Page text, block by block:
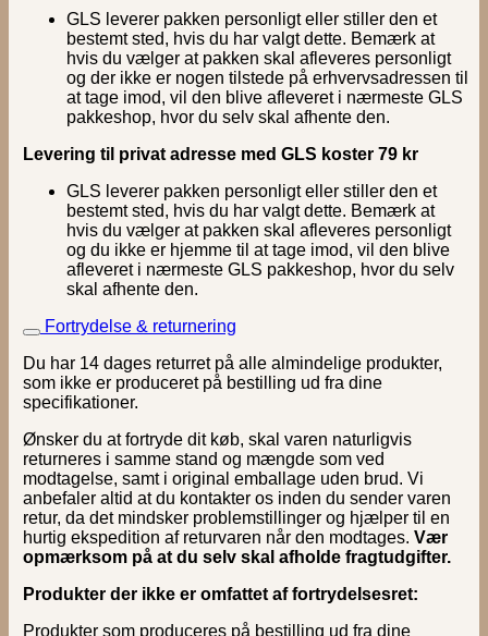
GLS leverer pakken personligt eller stiller den et
bestemt sted, hvis du har valgt dette. Bemærk at
hvis du vælger at pakken skal afleveres personligt
og der ikke er nogen tilstede på erhvervsadressen til
at tage imod, vil den blive afleveret i nærmeste GLS
pakkeshop, hvor du selv skal afhente den.
Levering til privat adresse med GLS koster 79 kr
GLS leverer pakken personligt eller stiller den et
bestemt sted, hvis du har valgt dette. Bemærk at
hvis du vælger at pakken skal afleveres personligt
og du ikke er hjemme til at tage imod, vil den blive
afleveret i nærmeste GLS pakkeshop, hvor du selv
skal afhente den.
Fortrydelse & returnering
Du har 14 dages returret på alle almindelige produkter,
som ikke er produceret på bestilling ud fra dine
specifikationer.
Ønsker du at fortryde dit køb, skal varen naturligvis
returneres i samme stand og mængde som ved
modtagelse, samt i original emballage uden brud. Vi
anbefaler altid at du kontakter os inden du sender varen
retur, da det mindsker problemstillinger og hjælper til en
hurtig ekspedition af returvaren når den modtages. Vær
opmærksom på at du selv skal afholde fragtudgifter.
Produkter der ikke er omfattet af fortrydelsesret:
Produkter som produceres på bestilling ud fra dine